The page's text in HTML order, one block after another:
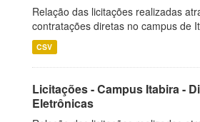
Relação das licitações realizadas
contratações diretas no campus de
CSV
Licitações - Campus Itabira -
Eletrônicas